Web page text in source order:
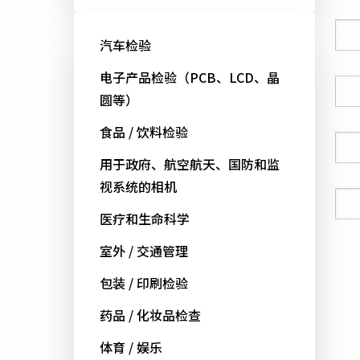
汽车检验
电子产品检验（PCB、LCD、晶
圆等）
食品 / 饮料检验
用于政府、航空航天、国防和监
视系统的相机
医疗和生命科学
室外 / 交通管理
包装 / 印刷检验
药品 / 化妆品检查
体育 / 娱乐
国家